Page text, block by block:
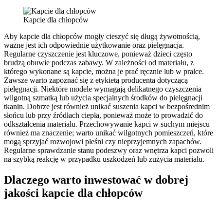
Kapcie dla chłopców
Aby kapcie dla chłopców mogły cieszyć się długą żywotnością,
ważne jest ich odpowiednie użytkowanie oraz pielęgnacja.
Regularne czyszczenie jest kluczowe, ponieważ dzieci często
brudzą obuwie podczas zabawy. W zależności od materiału, z
którego wykonane są kapcie, można je prać ręcznie lub w pralce.
Zawsze warto zapoznać się z etykietą producenta dotyczącą
pielęgnacji. Niektóre modele wymagają delikatnego czyszczenia
wilgotną szmatką lub użycia specjalnych środków do pielęgnacji
tkanin. Dobrze jest również unikać suszenia kapci w bezpośrednim
słońcu lub przy źródłach ciepła, ponieważ może to prowadzić do
odkształcenia materiału. Przechowywanie kapci w suchym miejscu
również ma znaczenie; warto unikać wilgotnych pomieszczeń, które
mogą sprzyjać rozwojowi pleśni czy nieprzyjemnych zapachów.
Regularne sprawdzanie stanu podeszwy oraz wnętrza kapci pozwoli
na szybką reakcję w przypadku uszkodzeń lub zużycia materiału.
Dlaczego warto inwestować w dobrej
jakości kapcie dla chłopców